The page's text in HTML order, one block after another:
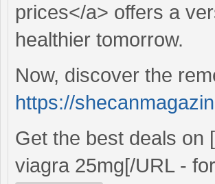
prices</a> offers a
healthier tomorrow.
Now, discover the
https://
Get the best deals on
viagra 25mg[/URL -